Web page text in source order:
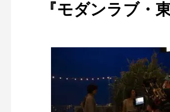
『モダンラブ・